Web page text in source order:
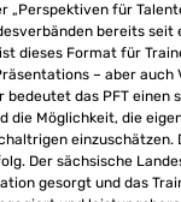
„Perspektiven für
bereits seit
dieses Format für
– aber auch
bedeutet das PFT einen
die Möglichkeit, die
einzuschätzen.
Der sächsische
gesorgt und das